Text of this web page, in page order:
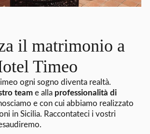
il matrimonio a
Timeo
ogni sogno diventa realtà.
teame alla professionalità di
e con cui abbiamo realizzato
in Sicilia. Raccontateci i vostri